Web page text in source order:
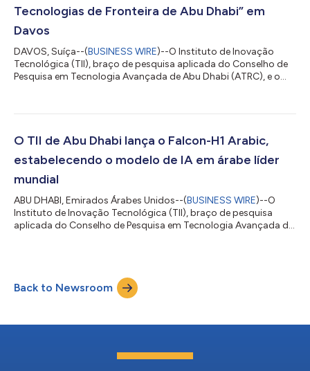
Tecnologias de Fronteira de Abu Dhabi” em
Davos
DAVOS, Suíça--(BUSINESS WIRE)--O Instituto de Inovação
Tecnológica (TII), braço de pesquisa aplicada do Conselho de
Pesquisa em Tecnologia Avançada de Abu Dhabi (ATRC), e o
centro dentro da prestigiada Rede Global do Centro para a
formalizada durante uma cerimônia de assinatura realizada
paralelamente à Reunião Anual do Fó...
O TII de Abu Dhabi lança o Falcon-H1 Arabic,
estabelecendo o modelo de IA em árabe líder
mundial
ABU DHABI, Emirados Árabes Unidos--(BUSINESS WIRE)--O
Instituto de Inovação Tecnológica (TII), braço de pesquisa
aplicada do Conselho de Pesquisa em Tecnologia Avançada de
Representando uma ruptura completa com as versões
anteriores baseadas em Transformers, este novo modelo se
estabelece como o sistema de melhor desempenho no ranking
Back to Newsroom